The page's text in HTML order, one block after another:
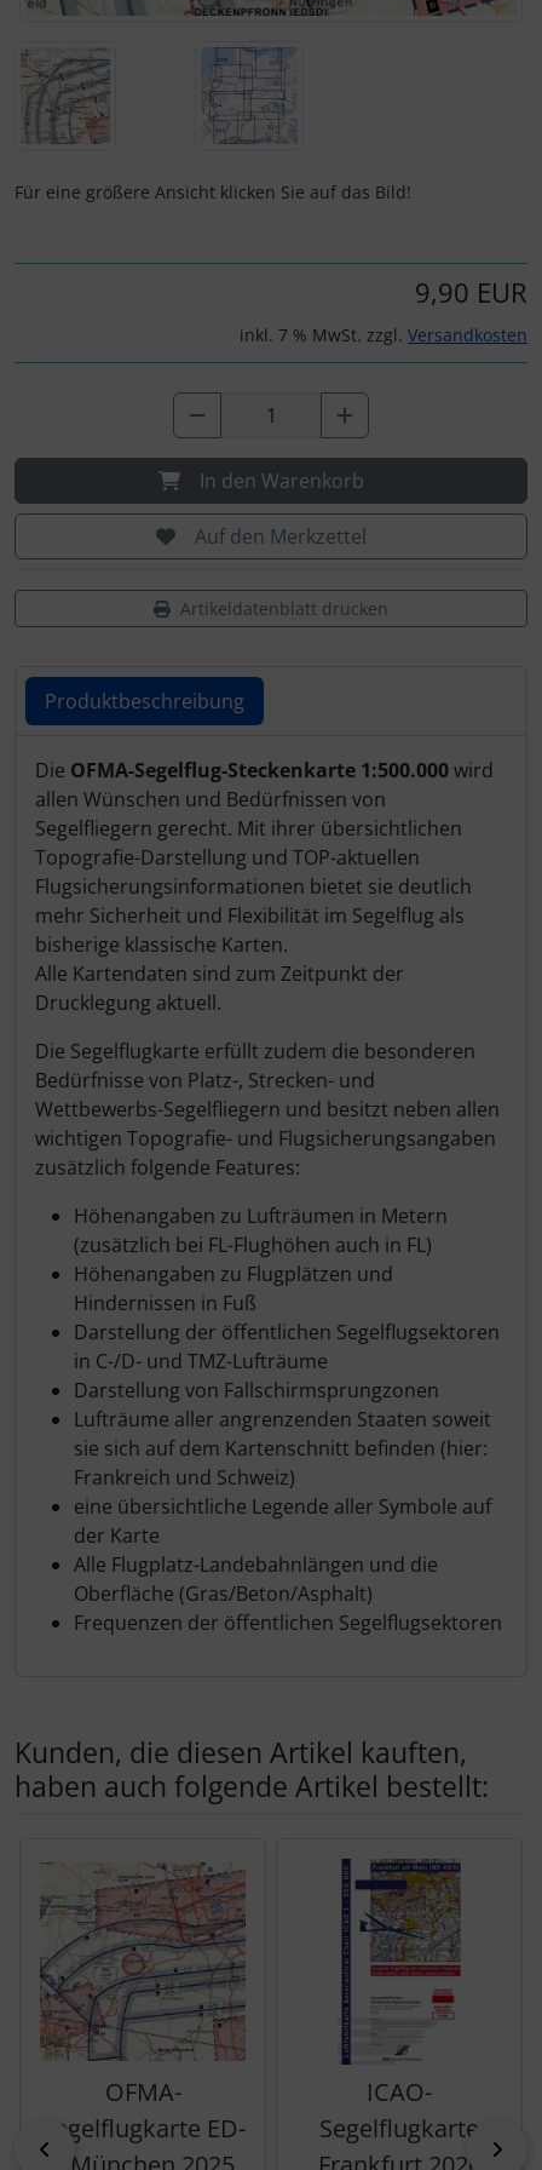
Für eine größere Ansicht klicken Sie auf das Bild!
9,90 EUR
inkl. 7 % MwSt. zzgl. Versandkosten
In den Warenkorb
Auf den Merkzettel
Artikeldatenblatt drucken
Produktbeschreibung
Produktbeschreibung
Die OFMA-Segelflug-Steckenkarte 1:500.000wird
allen Wünschen und Bedürfnissen von
Segelfliegern gerecht. Mit ihrer übersichtlichen
Topografie-Darstellung und TOP-aktuellen
Flugsicherungsinformationen bietet sie deutlich
mehr Sicherheit und Flexibilität im Segelflug als
bisherige klassische Karten.
Alle Kartendaten sind zum Zeitpunkt der
Drucklegung aktuell.
Die Segelflugkarte erfüllt zudem die besonderen
Bedürfnisse von Platz-, Strecken- und
Wettbewerbs-Segelfliegern und besitzt neben allen
wichtigen Topografie- und Flugsicherungsangaben
zusätzlich folgende Features:
Höhenangaben zu Lufträumen in Metern
(zusätzlich bei FL-Flughöhen auch in FL)
Höhenangaben zu Flugplätzen und
Hindernissen in Fuß
Darstellung der öffentlichen Segelflugsektoren
in C-/D- und TMZ-Lufträume
Darstellung von Fallschirmsprungzonen
Lufträume aller angrenzenden Staaten soweit
sie sich auf dem Kartenschnitt befinden (hier:
Frankreich und Schweiz)
eine übersichtliche Legende aller Symbole auf
der Karte
Alle Flugplatz-Landebahnlängen und die
Oberfläche (Gras/Beton/Asphalt)
Frequenzen der öffentlichen Segelflugsektoren
Kunden, die diesen Artikel kauften,
haben auch folgende Artikel bestellt:
zurück
OFMA-
Segelflugkarte ED-
ICAO-
Segelflugkarte
Instrumente
Mückenputzer
Navigation
Schrauben, Muttern & Co.
Schutz und Pflege
Schutztaschen Interieur
Tapes und Tuning
Transponder
Sonstiges
Schlüsselanhänger
Schmuck
Taschen